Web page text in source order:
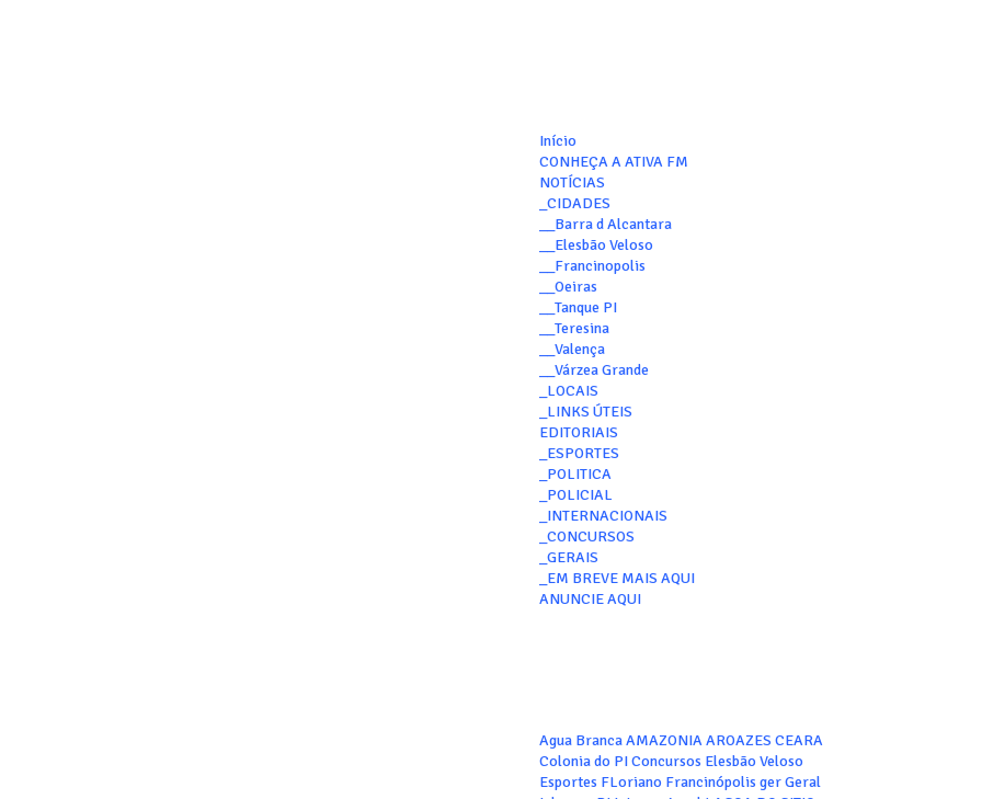
Início
CONHEÇA A ATIVA FM
NOTÍCIAS
_CIDADES
__Barra d Alcantara
__Elesbão Veloso
__Francinopolis
__Oeiras
__Tanque PI
__Teresina
__Valença
__Várzea Grande
_LOCAIS
_LINKS ÚTEIS
EDITORIAIS
_ESPORTES
_POLITICA
_POLICIAL
_INTERNACIONAIS
_CONCURSOS
_GERAIS
_EM BREVE MAIS AQUI
ANUNCIE AQUI
Agua Branca AMAZONIA AROAZES CEARA
Colonia do PI Concursos Elesbão Veloso
Esportes FLoriano Francinópolis ger Geral